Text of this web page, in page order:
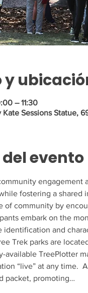
y
– 11:30
Kate Sessions Statue,
evento
fostering a
of community by
embark on the
identification and
Trek parks are
available TreePlotter
“live” at any time.
packet, promoting…